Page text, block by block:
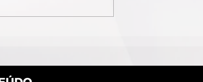
E CANADÁ